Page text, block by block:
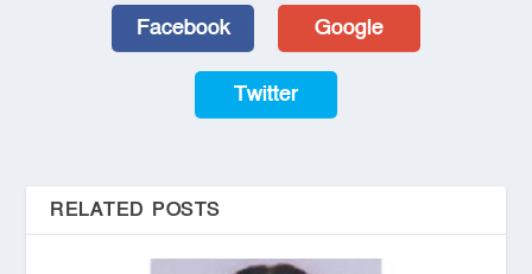
Facebook Google
Twitter
RELATED POSTS